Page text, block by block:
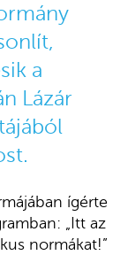
a
Lázár
ígérte
„Itt az
normákat!”